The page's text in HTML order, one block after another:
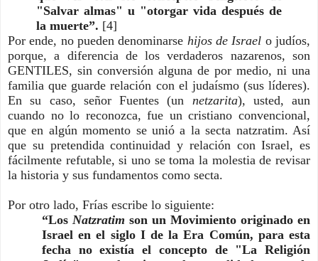
"Salvar almas" u "otorgar vida después de
la muerte”. [4]
Por ende, no pueden denominarse hijos de Israel o judíos,
porque, a diferencia de los verdaderos nazarenos, son
GENTILES, sin conversión alguna de por medio, ni una
familia que guarde relación con el judaísmo (sus líderes).
En su caso, señor Fuentes (un netzarita), usted, aun
cuando no lo reconozca, fue un cristiano convencional,
que en algún momento se unió a la secta natzratim. Así
que su pretendida continuidad y relación con Israel, es
fácilmente refutable, si uno se toma la molestia de revisar
la historia y sus fundamentos como secta.
Por otro lado, Frías escribe lo siguiente:
“Los Natzratim son un Movimiento originado en
Israel en el siglo I de la Era Común, para esta
fecha no existía el concepto de "La Religión